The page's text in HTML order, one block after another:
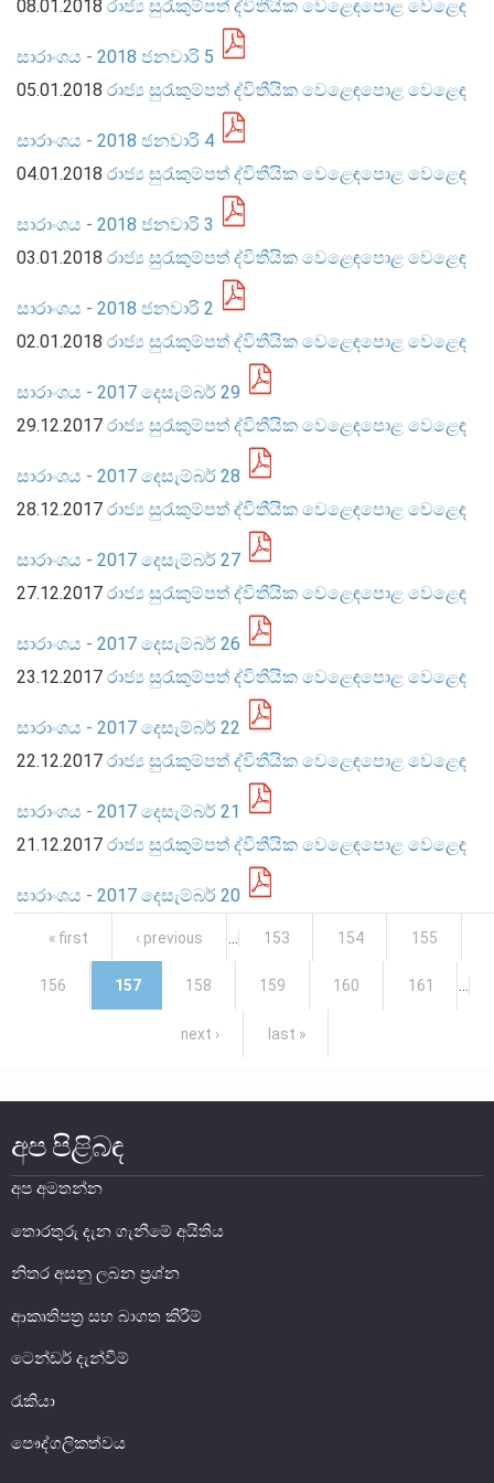
සංවිධාන ව්‍යුහය
පාලන ව්‍යුහය
පාලන සංග්‍රහ සහ ප්‍රතිපත්ති
එක්ස්ටර් වාර්තාව
මුදල් ප්‍රතිපත්තිය
මූල්‍ය පද්ධති ස්ථායිතාව
මූල්‍ය පද්ධති ස්ථායිතාව - සමස්ත විග්‍රහය
ප්‍රධාන කාර්යයන්
බැංකු අංශය
බැංකු නො වන මූල්‍ය හා කල්බදු අංශය
බලපත්‍රලාභී මුදල් තැරැව්කරුවන්
මූල්‍ය අන්තර්ගතභාවය
මූල්‍ය වෙළෙඳපොල
මූල්‍ය වෙළෙඳපොළ-සමස්ත විග්‍රහය
දේශීය විදේශ විනිමය වෙළෙඳපොළ
විදේශ විනිමය පිළිබඳ ගෝලීය ප්‍රශස්ත භාවිත සංග්‍රහය හා
සාංගමික ණය සුරැකුම්පත් වෙළෙඳපොළ
08.01.2018 රාජ්‍ය සුරැකුම්පත් ද්විතීයික වෙළෙඳපොළ වෙළෙඳ
සාරාංශය - 2018 ජනවාරි 5
05.01.2018 රාජ්‍ය සුරැකුම්පත් ද්විතීයික වෙළෙඳපොළ වෙළෙඳ
සාරාංශය - 2018 ජනවාරි 4
04.01.2018 රාජ්‍ය සුරැකුම්පත් ද්විතීයික වෙළෙඳපොළ වෙළෙඳ
සාරාංශය - 2018 ජනවාරි 3
03.01.2018 රාජ්‍ය සුරැකුම්පත් ද්විතීයික වෙළෙඳපොළ වෙළෙඳ
සාරාංශය - 2018 ජනවාරි 2
02.01.2018 රාජ්‍ය සුරැකුම්පත් ද්විතීයික වෙළෙඳපොළ වෙළෙඳ
සාරාංශය - 2017 දෙසැම්බර් 29
29.12.2017 රාජ්‍ය සුරැකුම්පත් ද්විතීයික වෙළෙඳපොළ වෙළෙඳ
සාරාංශය - 2017 දෙසැම්බර් 28
28.12.2017 රාජ්‍ය සුරැකුම්පත් ද්විතීයික වෙළෙඳපොළ වෙළෙඳ
සාරාංශය - 2017 දෙසැම්බර් 27
27.12.2017 රාජ්‍ය සුරැකුම්පත් ද්විතීයික වෙළෙඳපොළ වෙළෙඳ
සාරාංශය - 2017 දෙසැම්බර් 26
23.12.2017 රාජ්‍ය සුරැකුම්පත් ද්විතීයික වෙළෙඳපොළ වෙළෙඳ
සාරාංශය - 2017 දෙසැම්බර් 22
22.12.2017 රාජ්‍ය සුරැකුම්පත් ද්විතීයික වෙළෙඳපොළ වෙළෙඳ
සාරාංශය - 2017 දෙසැම්බර් 21
21.12.2017 රාජ්‍ය සුරැකුම්පත් ද්විතීයික වෙළෙඳපොළ වෙළෙඳ
සාරාංශය - 2017 දෙසැම්බර් 20
Pages
« first ‹ previous 153 154 155
156 157 158 159 160 161
next › last »
අප පිළිබඳ
අප අමතන්න
තොරතුරු දැන ගැනීමේ අයිතිය
නිතර අසනු ලබන ප්‍රශ්න
ආකෘතිපත්‍ර සහ බාගත කිරීම්
ටෙන්ඩර් දැන්වීම්
රැකියා
පෞද්ගලිකත්වය